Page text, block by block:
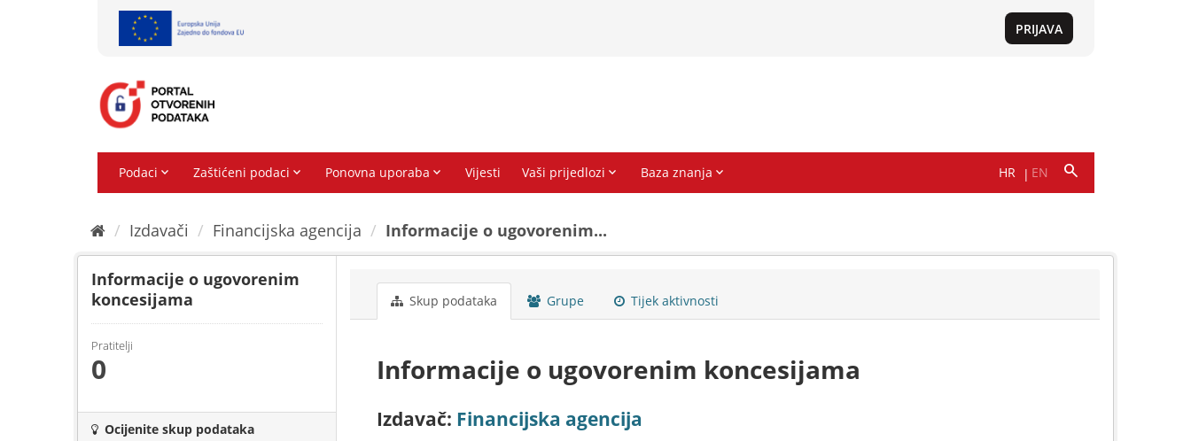
Izdavači Financijska agencija Informacije o ugovorenim...
Informacije o ugovorenim
koncesijama
Pratitelji
0
Ocijenite skup podataka
Skup podataka Grupe Tijek aktivnosti
Informacije o ugovorenim koncesijama
Izdavač: Financijska agencija